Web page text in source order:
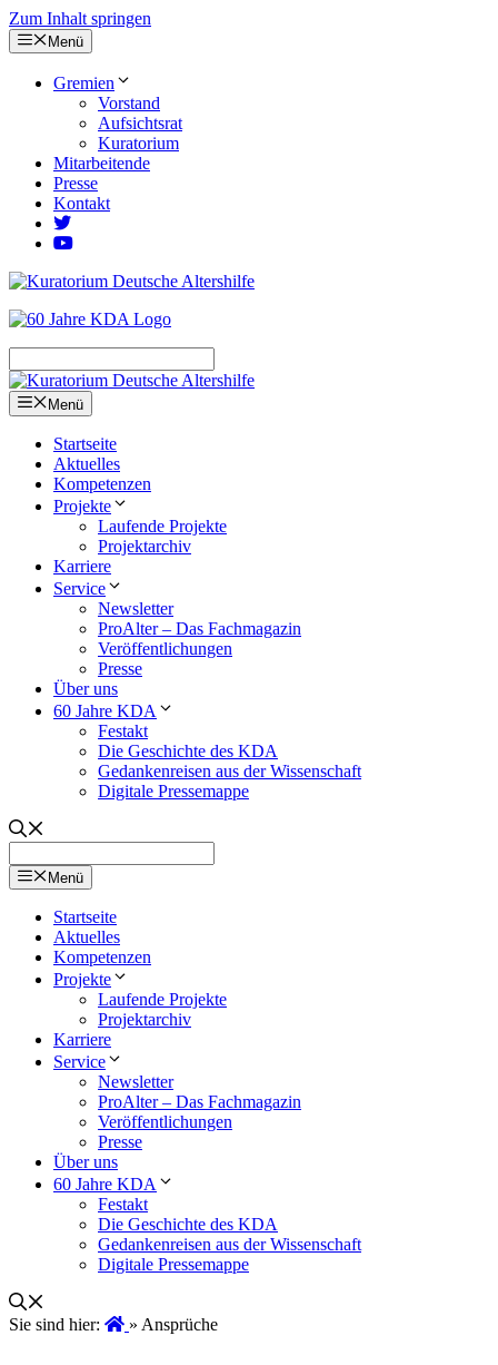
Zum Inhalt springen
Menü
Gremien
Vorstand
Aufsichtsrat
Kuratorium
Mitarbeitende
Presse
Kontakt
Menü
Startseite
Aktuelles
Kompetenzen
Projekte
Laufende Projekte
Projektarchiv
Karriere
Service
Newsletter
ProAlter – Das Fachmagazin
Veröffentlichungen
Presse
Über uns
60 Jahre KDA
Festakt
Die Geschichte des KDA
Gedankenreisen aus der Wissenschaft
Digitale Pressemappe
Menü
Startseite
Aktuelles
Kompetenzen
Projekte
Laufende Projekte
Projektarchiv
Karriere
Service
Newsletter
ProAlter – Das Fachmagazin
Veröffentlichungen
Presse
Über uns
60 Jahre KDA
Festakt
Die Geschichte des KDA
Gedankenreisen aus der Wissenschaft
Digitale Pressemappe
Sie sind hier: » Ansprüche